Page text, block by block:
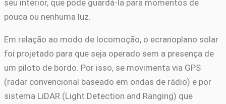
seu interior, que pode guardá-la para momentos de
pouca ou nenhuma luz.
Em relação ao modo de locomoção, o ecranoplano solar
foi projetado para que seja operado sem a presença de
um piloto de bordo. Por isso, se movimenta via GPS
(radar convencional baseado em ondas de rádio) e por
sistema LiDAR (Light Detection and Ranging) que